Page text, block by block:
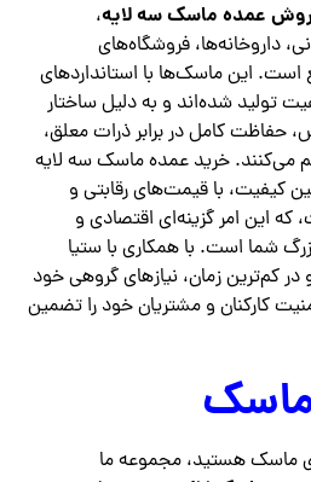
عمده ماسک سه لایه،
داروخانه‌ها، فروشگاه‌های
این ماسک‌ها با استانداردهای
تولید شده‌اند و به دلیل ساختار
حفاظت کامل در برابر ذرات معلق،
می‌کنند. خرید عمده ماسک سه لایه
کیفیت، با قیمت‌های رقابتی و
این امر گزینه‌ای اقتصادی و
شما است. با همکاری با ستیا
کم‌ترین زمان، نیازهای گروهی خود
کارکنان و مشتریان خود را تضمین
ماسک هستید، مجموعه ما